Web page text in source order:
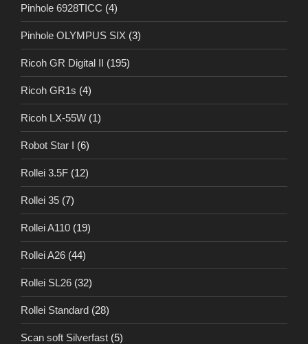
Pinhole 6928TICC (4)
Pinhole OLYMPUS SIX (3)
Ricoh GR Digital II (195)
Ricoh GR1s (4)
Ricoh LX-55W (1)
Robot Star I (6)
Rollei 3.5F (12)
Rollei 35 (7)
Rollei A110 (19)
Rollei A26 (44)
Rollei SL26 (32)
Rollei Standard (28)
Scan soft Silverfast (5)